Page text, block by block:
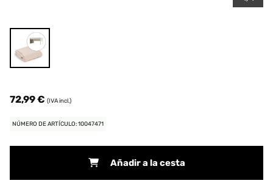
72,99 € (IVA incl.)
NÚMERO DE ARTÍCULO: 10047471
Añadir a la cesta